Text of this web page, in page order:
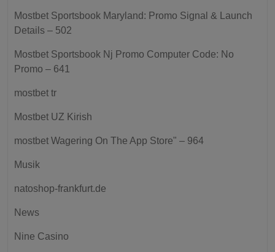
Mostbet Sportsbook Maryland: Promo Signal & Launch
Details – 502
Mostbet Sportsbook Nj Promo Computer Code: No
Promo – 641
mostbet tr
Mostbet UZ Kirish
‎mostbet Wagering On The App Store" – 964
Musik
natoshop-frankfurt.de
News
Nine Casino